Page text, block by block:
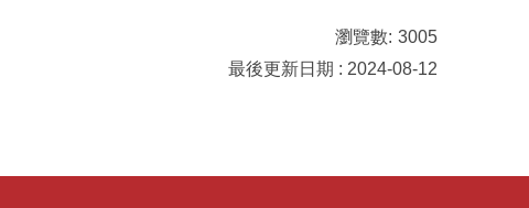
瀏覽數: 3005
最後更新日期 : 2024-08-12